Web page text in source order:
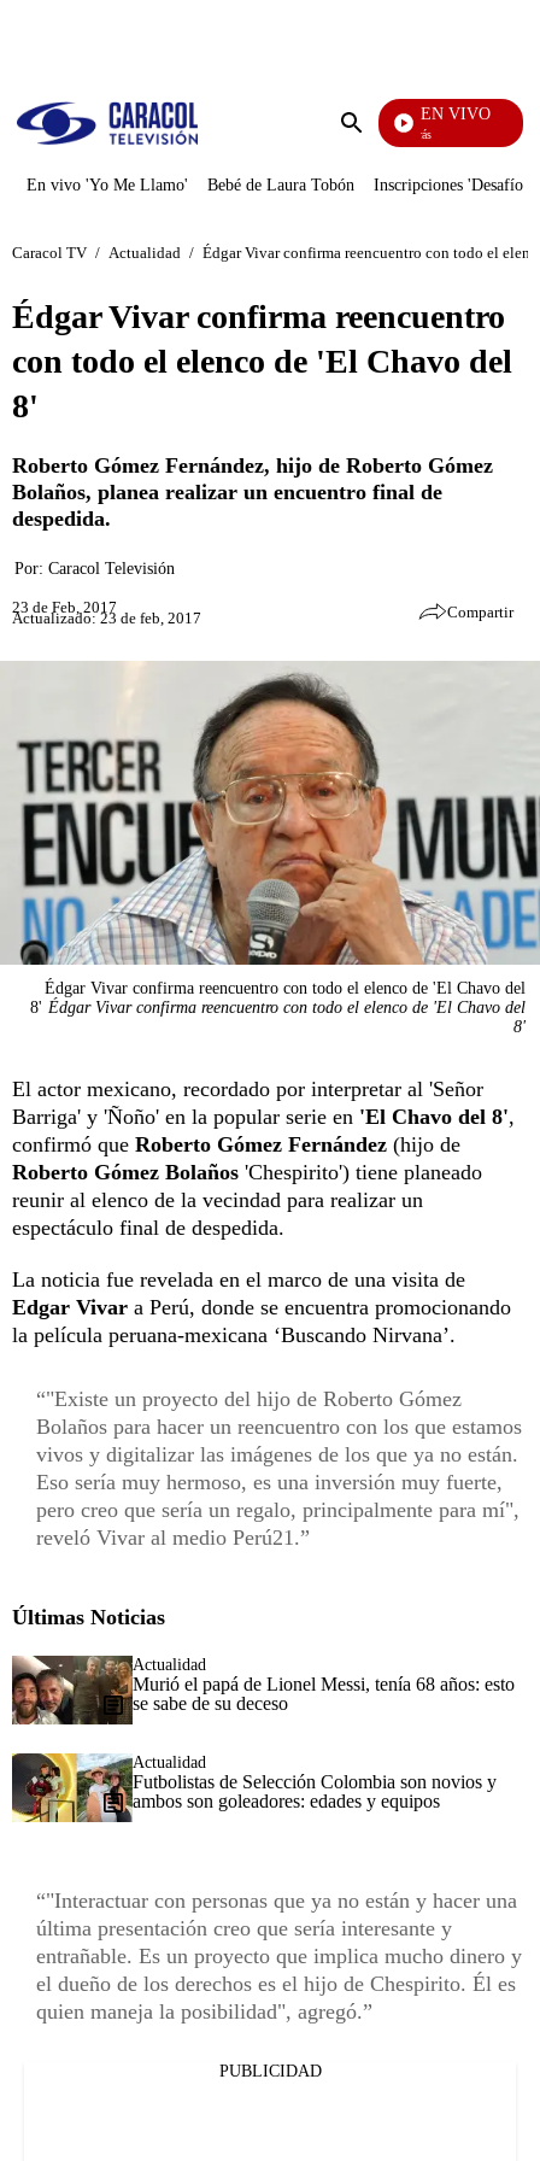
Enviar
EN VIVO
También Caerás
En vivo 'Yo Me Llamo' Bebé de Laura Tobón Inscripciones 'Desafío'
Caracol TV / Actualidad / Édgar Vivar confirma reencuentro con todo el
Édgar Vivar confirma reencuentro
con todo el elenco de 'El Chavo del
8'
Roberto Gómez Fernández, hijo de Roberto Gómez
Bolaños, planea realizar un encuentro final de
despedida.
Por: Caracol Televisión
23 de Feb, 2017
Actualizado: 23 de feb, 2017 Compartir
Édgar Vivar confirma reencuentro con todo el elenco de 'El Chavo del
8' Édgar Vivar confirma reencuentro con todo el elenco de 'El Chavo del
8'
El actor mexicano, recordado por interpretar al 'Señor
Barriga' y 'Ñoño' en la popular serie en 'El Chavo del 8',
confirmó que Roberto Gómez Fernández (hijo de
Roberto Gómez Bolaños 'Chespirito') tiene planeado
reunir al elenco de la vecindad para realizar un
espectáculo final de despedida.
La noticia fue revelada en el marco de una visita de
Edgar Vivar a Perú, donde se encuentra promocionando
la película peruana-mexicana ‘Buscando Nirvana’.
"Existe un proyecto del hijo de Roberto Gómez
Bolaños para hacer un reencuentro con los que estamos
vivos y digitalizar las imágenes de los que ya no están.
Eso sería muy hermoso, es una inversión muy fuerte,
pero creo que sería un regalo, principalmente para mí",
reveló Vivar al medio Perú21.
Últimas Noticias
Actualidad
Murió el papá de Lionel Messi, tenía 68 años: esto
se sabe de su deceso
Actualidad
Futbolistas de Selección Colombia son novios y
ambos son goleadores: edades y equipos
"Interactuar con personas que ya no están y hacer una
última presentación creo que sería interesante y
entrañable. Es un proyecto que implica mucho dinero y
el dueño de los derechos es el hijo de Chespirito. Él es
quien maneja la posibilidad", agregó.
PUBLICIDAD